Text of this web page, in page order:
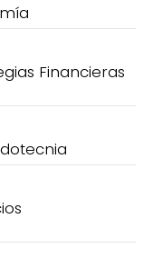
Financieras